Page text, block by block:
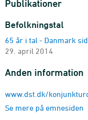
Nyregistrerede
område, køretøjstype,
2018M01-2026M06 -
Nyregistrerede
registreringsform
enhed, ejerforhold og
2011M01-2026M06 -
Brugte personbiler
Publikationer
Befolkningstal
65 år i tal - Danmark
29. april 2014
Anden information
www.dst.dk/
Se mere på emnesiden